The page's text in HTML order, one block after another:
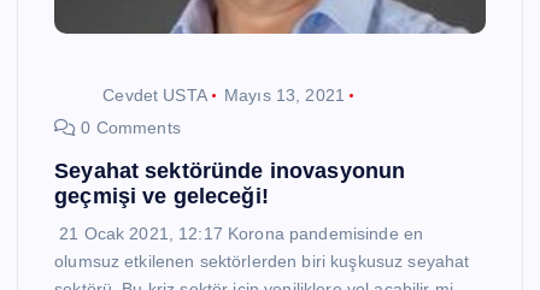
Cevdet USTA
Mayıs 13, 2021
0 Comments
Seyahat sektöründe inovasyonun
geçmişi ve geleceği!
21 Ocak 2021, 12:17 Korona pandemisinde en
olumsuz etkilenen sektörlerden biri kuşkusuz seyahat